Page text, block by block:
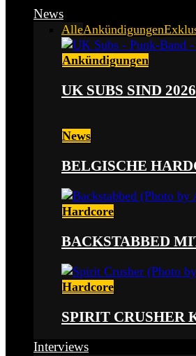
News
AlleAnkündigungen
Ankündigungen
UK SUBS SIND
News
BELGISCHE
Hardcore
BACKSTABBED
Hardcore
SPIRIT CRUSHER
Interviews